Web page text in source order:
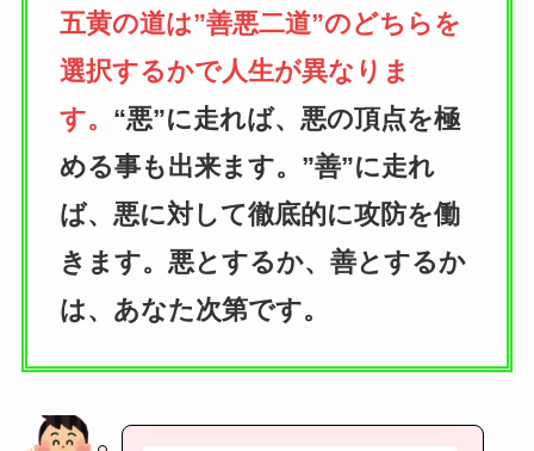
五黄の道は”善悪二道”のどちらを
選択するかで人生が異なりま
す。 “悪”に走れば、悪の頂点を極
める事も出来ます。”善”に走れ
ば、悪に対して徹底的に攻防を働
きます。悪とするか、善とするか
は、あなた次第です。